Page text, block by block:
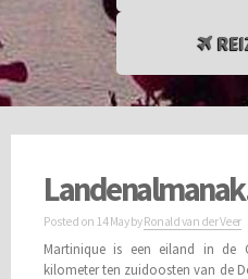
Posted on 14 MaybyRonald van der Veer
Martinique is een eiland in de
kilometer ten zuidoosten van de